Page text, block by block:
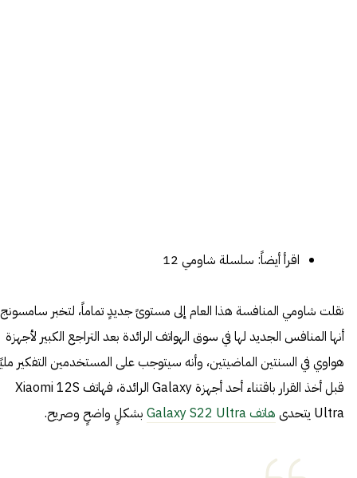
اقرأ أيضاً: سلسلة شاومي 12
نقلت شاومي المنافسة هذا العام إلى مستوىً جديدٍ تماماً، لتخبر سامسونج
أنها المنافس الجديد لها في سوق الهواتف الرائدة بعد التراجع الكبير لأجهزة
هواوي في السنتين الماضيتين، وأنه سيتوجب على المستخدمين التفكير
قبل أخذ القرار باقتناء أحد أجهزة Galaxy الرائدة، فهاتف Xiaomi 12S
Ultra يتحدى
هاتف Galaxy S22 Ultra بشكلٍ واضحٍ وصريح.